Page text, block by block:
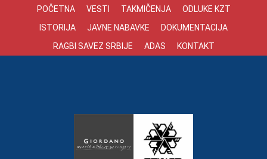
POČETNA VESTI TAKMIČENJA
ODLUKE KZT
ISTORIJA
JAVNE NABAVKE
DOKUMENTACIJA
RAGBI SAVEZ SRBIJE
ADAS KONTAKT